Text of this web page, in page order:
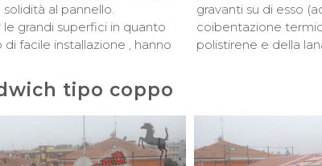
al pannello.
grandi superfici in quanto
facile installazione , hanno
gravanti su di esso
coibentazione
polistirene e della
tipo coppo